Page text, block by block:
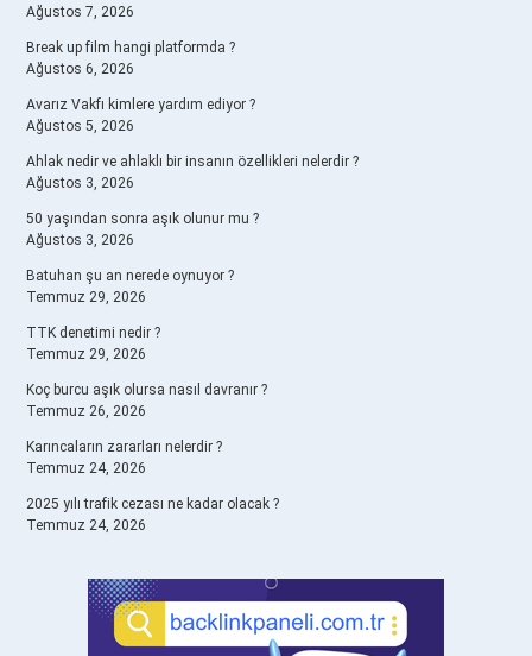
Ağustos 7, 2026
Break up film hangi platformda ?
Ağustos 6, 2026
Avarız Vakfı kimlere yardım ediyor ?
Ağustos 5, 2026
Ahlak nedir ve ahlaklı bir insanın özellikleri nelerdir ?
Ağustos 3, 2026
50 yaşından sonra aşık olunur mu ?
Ağustos 3, 2026
Batuhan şu an nerede oynuyor ?
Temmuz 29, 2026
TTK denetimi nedir ?
Temmuz 29, 2026
Koç burcu aşık olursa nasıl davranır ?
Temmuz 26, 2026
Karıncaların zararları nelerdir ?
Temmuz 24, 2026
2025 yılı trafik cezası ne kadar olacak ?
Temmuz 24, 2026